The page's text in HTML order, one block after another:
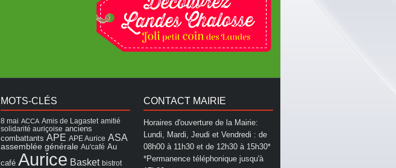
MOTS-CLÉS
8 mai ACCA Amis de Lagastet amitié
solidarité auriçoise anciens
combattants APE APE Aurice ASA
assemblée générale Au'café Au
café Aurice Basket bistrot
CONTACT MAIRIE
Horaires d'ouverture de la Mairie:
Lundi, Mardi, Jeudi et Vendredi : de
08h00 à 11h30 et de 12h30 à 15h30*
*Permanence téléphonique jusqu'à